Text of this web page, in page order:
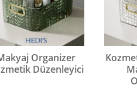
Organizer
Düzenleyici